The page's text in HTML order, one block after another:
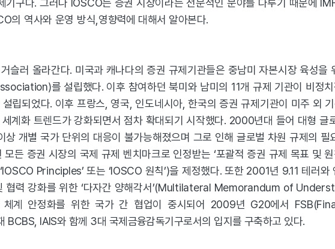
기구다. 그러나 IOSCO는 증권 시장이라는 전문적인 분야를 다루기 때문에
의 역사와 운영 방식, 영향력에 대해서 알아본다.
슬러 올라간다. 미국과 캐나다의 증권 규제기관들은 중남미 자본시장 육성을
를 설립했다. 이후 참여하던 북미와 남미의 11개 규제 기관이 비정치
립되었다. 이후 프랑스, 영국, 인도네시아, 한국의 증권 규제기관이 미주 외
계화 트렌드가 강화되면서 점차 확대되기 시작했다. 2000년대 들어 대형 글
상 개별 국가 단위의 대응이 불가능해졌으며 그로 인해 글로벌 차원 규제의 필
든 증권 시장의 국제 규제 벤치마크로 인정받는 ‘포괄적 증권 규제 목표
Principles’ 또는 ‘IOSCO 원칙’)을 제정했다. 또한 2001년 9.11 테러와
협력 강화를 위한 ‘다자간 양해각서’(Multilateral Memorandum of
계 안정화를 위한 국가 간 협업이 중시되어 2009년 G20에서
BCBS, IAIS와 함께 3대 국제금융감독기구로서의 입지를 구축하고 있다.